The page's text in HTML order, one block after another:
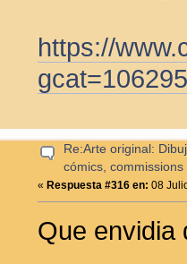
https://
Re:Arte original:
cómics,
« Respuesta #316 en: 08
Que